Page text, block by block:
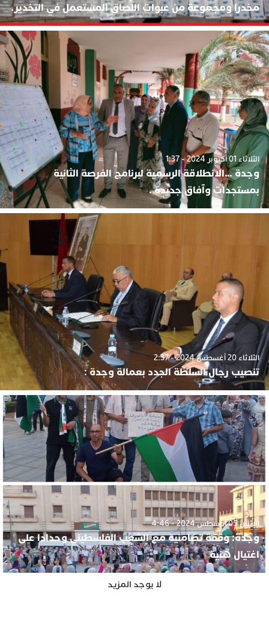
مخدرا ومجموعة من عبوات اللصاق المستعمل في التخدير.
الثلاثاء 01 أكتوبر 2024 - 1:37
وجدة …الانطلاقة الرسمية لبرنامج الفرصة الثانية
بمستجدات وآفاق جديدة .
الثلاثاء 20 أغسطس 2024 - 2:37
تنصيب رجال السلطة الجدد بعمالة وجدة :
الإثنين 05 أغسطس 2024 - 4:46
وجدة: وقفة تضامنية مع الشعب الفلسطيني وحدادا على
اغتيال هنية
لا يوجد المزيد